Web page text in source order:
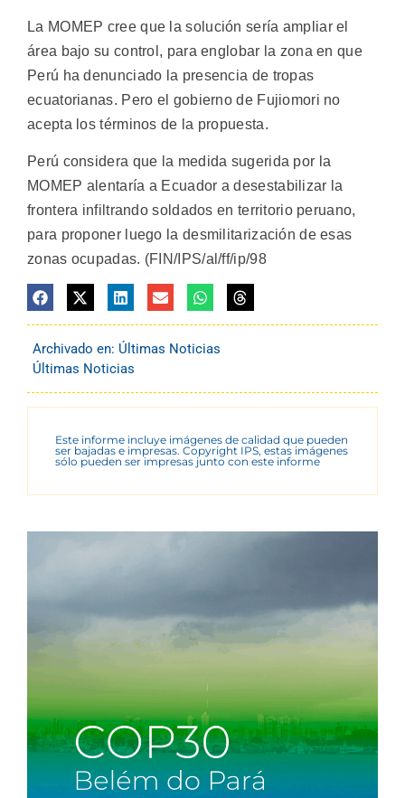
La MOMEP cree que la solución sería ampliar el
área bajo su control, para englobar la zona en que
Perú ha denunciado la presencia de tropas
ecuatorianas. Pero el gobierno de Fujiomori no
acepta los términos de la propuesta.
Perú considera que la medida sugerida por la
MOMEP alentaría a Ecuador a desestabilizar la
frontera infiltrando soldados en territorio peruano,
para proponer luego la desmilitarización de esas
zonas ocupadas. (FIN/IPS/al/ff/ip/98
Archivado en: Últimas Noticias
Últimas Noticias
Este informe incluye imágenes de calidad que pueden
ser bajadas e impresas. Copyright IPS, estas imágenes
sólo pueden ser impresas junto con este informe